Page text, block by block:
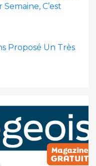
C’est
Proposé Un Très